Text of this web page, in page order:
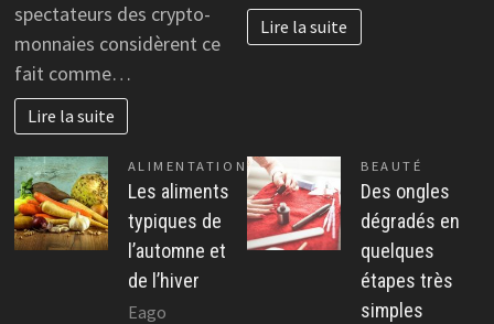
spectateurs des crypto-
monnaies considèrent ce
fait comme…
Lire la suite
Lire la suite
ALIMENTATION
Les aliments
typiques de
l’automne et
de l’hiver
Eago
BEAUTÉ
Des ongles
dégradés en
quelques
étapes très
simples